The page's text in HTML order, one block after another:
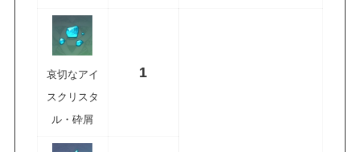
哀切なアイ
スクリスタ
ル・砕屑
1